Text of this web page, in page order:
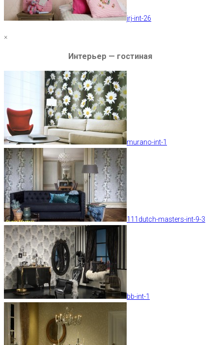
jrj-int-26
×
Интерьер — гостиная
murano-int-1
111dutch-masters-int-9-3
bb-int-1